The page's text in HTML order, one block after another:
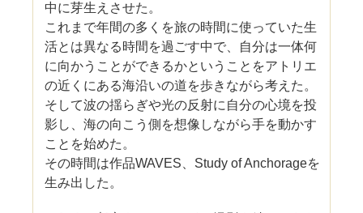
中に芽生えさせた。
これまで年間の多くを旅の時間に使っていた生
活とは異なる時間を過ごす中で、自分は一体何
に向かうことができるかということをアトリエ
の近くにある海沿いの道を歩きながら考えた。
そして波の揺らぎや光の反射に自分の心境を投
影し、海の向こう側を想像しながら手を動かす
ことを始めた。
その時間は作品WAVES、Study of Anchorageを
生み出した。